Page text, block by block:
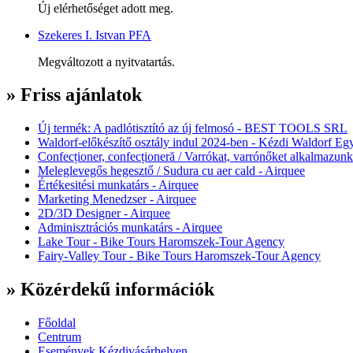
Új elérhetőséget adott meg.
Szekeres I. Istvan PFA
Megváltozott a nyitvatartás.
» Friss ajánlatok
Új termék: A padlótisztító az új felmosó - BEST TOOLS SRL
Waldorf-előkészítő osztály indul 2024-ben - Kézdi Waldorf
Confecționer, confecționeră / Varrókat, varrónőket
Meleglevegős hegesztő / Sudura cu aer cald - Airquee
Értékesitési munkatárs - Airquee
Marketing Menedzser - Airquee
2D/3D Designer - Airquee
Adminisztrációs munkatárs - Airquee
Lake Tour - Bike Tours Haromszek-Tour Agency
Fairy-Valley Tour - Bike Tours Haromszek-Tour Agency
» Közérdekű információk
Főoldal
Centrum